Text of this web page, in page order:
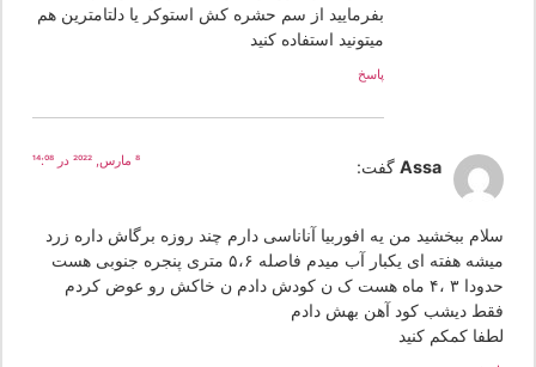
بفرمایید از سم حشره کش استوکر یا دلتامترین هم
میتونید استفاده کنید
Assa گفت:
ببخشید من یه افوربیا آناناسی دارم چند روزه برگاش داره زرد
میشه هفته ای یکبار آب میدم فاصله ۵،۶ متری پنجره جنوبی هست
حدودا ۳ ،۴ ماه هست ک ن کودش دادم ن خاکش رو عوض کردم
دیشب کود آهن بهش دادم
کمکم کنید